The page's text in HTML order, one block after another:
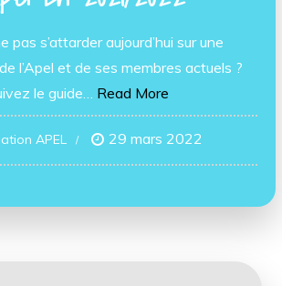
pas s’attarder aujourd’hui sur une
l’Apel et de ses membres actuels ?
le guide… Read More
APEL 29 mars 2022